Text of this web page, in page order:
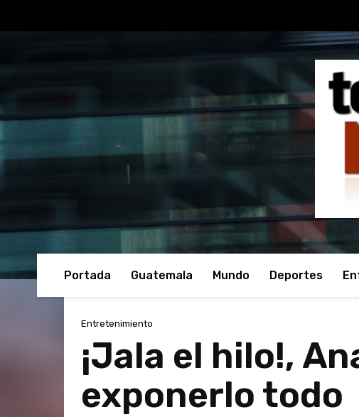
Portada Guatemala Mundo Deportes
Entretenimiento
¡Jala el hilo!,
exponerlo todo